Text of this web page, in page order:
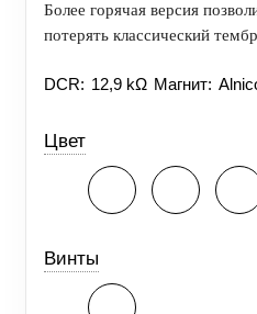
Более горячая версия
потерять классический
DCR: 12,9 kΩ Магнит:
Цвет
Винты